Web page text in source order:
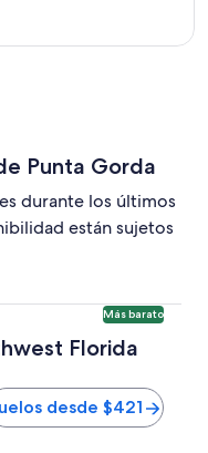
Punta Gorda
durante los últimos
están sujetos
Más barato
Florida
desde $421